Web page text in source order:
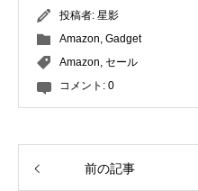
投稿者: 星影
Amazon, Gadget
Amazon, セール
コメント: 0
前の記事